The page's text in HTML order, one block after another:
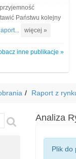
Państwu kolejny
więcej »
inne publikacje »
Raport z
SzukajAnaliza
Plik do